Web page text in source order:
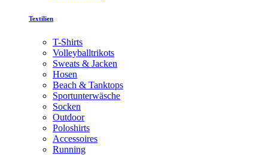
Textilien
T-Shirts
Volleyballtrikots
Sweats & Jacken
Hosen
Beach & Tanktops
Sportunterwäsche
Socken
Outdoor
Poloshirts
Accessoires
Running